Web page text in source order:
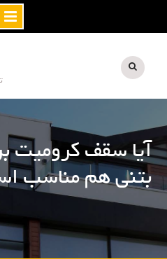
o
c
o
n
t
e
t
آیا سقف کرومیت
بتنی هم مناسب